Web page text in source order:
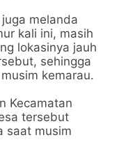
melanda
kali ini, masih
lokasinya jauh
sehingga
kemarau.
Kecamatan
tersebut
saat musim